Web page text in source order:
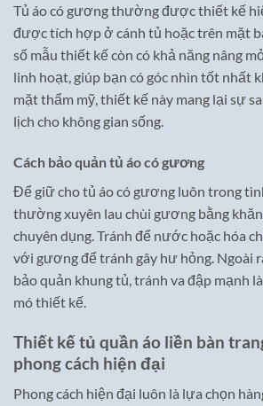
Tủ áo có gương thường được thiết kế
được tích hợp ở cánh tủ hoặc trên mặt
số mẫu thiết kế còn có khả năng nâng
linh hoạt, giúp bạn có góc nhìn tốt nhất
mặt thẩm mỹ, thiết kế này mang lại sự
lịch cho không gian sống.
Cách bảo quản tủ áo có gương
Để giữ cho tủ áo có gương luôn trong
thường xuyên lau chùi gương bằng
chuyên dụng. Tránh để nước hoặc hóa
với gương để tránh gây hư hỏng. Ngoài
bảo quản khung tủ, tránh va đập mạnh
mó thiết kế.
Thiết kế tủ quần áo liền bàn
phong cách hiện đại
Phong cách hiện đại luôn là lựa chọn